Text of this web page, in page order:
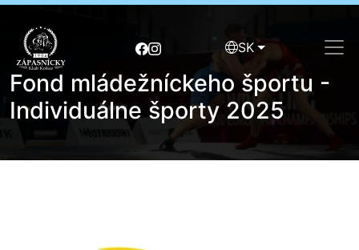
SK
Fond mládežníckeho športu -
Individuálne športy 2025